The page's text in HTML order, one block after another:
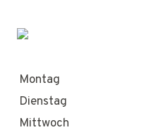
Montag
Dienstag
Mittwoch